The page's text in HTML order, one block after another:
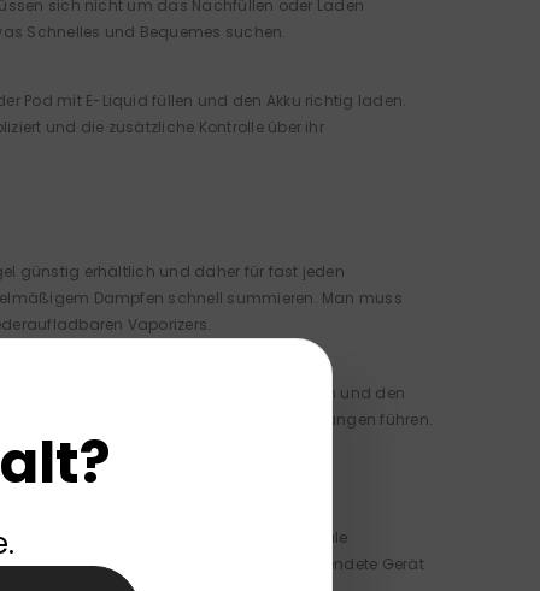
sich nicht um das Nachfüllen oder Laden
Schnelles und Bequemes suchen.
Pod mit E-Liquid füllen und den Akku richtig laden.
und die zusätzliche Kontrolle über ihr
günstig erhältlich und daher für fast jeden
Dampfen schnell summieren. Man muss
Vaporizers.
Da man das Gerät mit E-Liquid nachfüllen und den
im Laufe der Zeit zu erheblichen Einsparungen führen.
Option. Da sie viele Male
Bei Einweg-Vaporizern landet jedes verwendete Gerät